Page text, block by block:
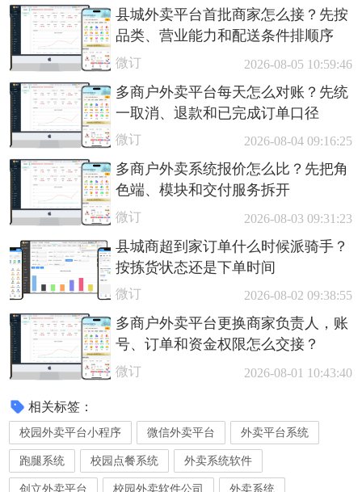
县城外卖平台首批商家怎么接？先按
品类、营业能力和配送条件排顺序
微订 2026-08-05 10:59:46
多商户外卖平台每天怎么对账？先统
一取消、退款和已完成订单口径
微订 2026-08-04 09:16:25
多商户外卖系统报价怎么比？先把角
色端、模块和交付服务拆开
微订 2026-08-03 09:31:23
县城商超到家订单什么时候派骑手？
按拣货状态还是下单时间
微订 2026-08-02 09:38:55
多商户外卖平台更换商家负责人，账
号、订单和资金权限怎么交接？
微订 2026-08-01 10:43:40
相关标签：
校园外卖平台小程序 微信外卖平台 外卖平台系统
跑腿系统 校园点餐系统 外卖系统软件
创立外卖平台 校园外卖软件公司 外卖系统